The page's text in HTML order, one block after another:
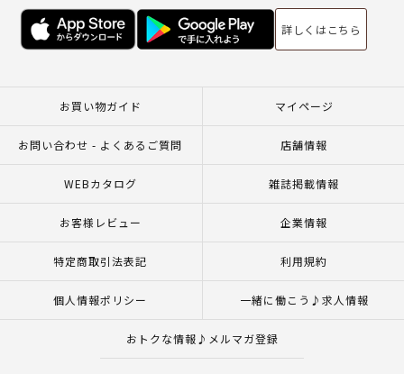
詳しくはこちら
お買い物ガイド マイページ
お問い合わせ - よくあるご質問 店舗情報
WEBカタログ 雑誌掲載情報
お客様レビュー 企業情報
特定商取引法表記 利用規約
個人情報ポリシー 一緒に働こう♪求人情報
おトクな情報♪メルマガ登録